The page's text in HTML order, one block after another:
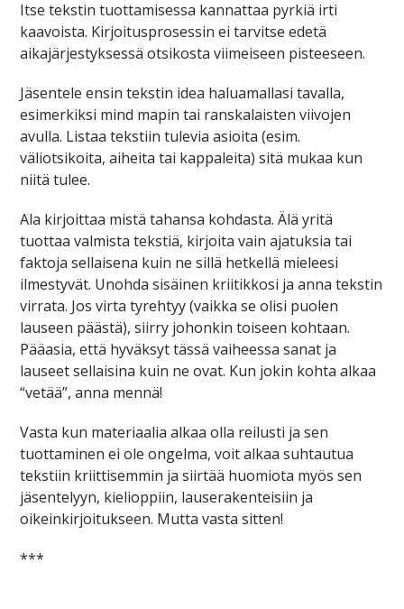
Itse tekstin tuottamisessa kannattaa pyrkiä irti
kaavoista. Kirjoitusprosessin ei tarvitse edetä
aikajärjestyksessä otsikosta viimeiseen pisteeseen.
Jäsentele ensin tekstin idea haluamallasi tavalla,
esimerkiksi mind mapin tai ranskalaisten viivojen
avulla. Listaa tekstiin tulevia asioita (esim.
väliotsikoita, aiheita tai kappaleita) sitä mukaa kun
niitä tulee.
Ala kirjoittaa mistä tahansa kohdasta. Älä yritä
tuottaa valmista tekstiä, kirjoita vain ajatuksia tai
faktoja sellaisena kuin ne sillä hetkellä mieleesi
ilmestyvät. Unohda sisäinen kriitikkosi ja anna tekstin
virrata. Jos virta tyrehtyy (vaikka se olisi puolen
lauseen päästä), siirry johonkin toiseen kohtaan.
Pääasia, että hyväksyt tässä vaiheessa sanat ja
lauseet sellaisina kuin ne ovat. Kun jokin kohta alkaa
“vetää”, anna mennä!
Vasta kun materiaalia alkaa olla reilusti ja sen
tuottaminen ei ole ongelma, voit alkaa suhtautua
tekstiin kriittisemmin ja siirtää huomiota myös sen
jäsentelyyn, kielioppiin, lauserakenteisiin ja
oikeinkirjoitukseen. Mutta vasta sitten!
***